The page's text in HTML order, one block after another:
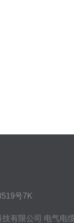
号7K
技有限公司 电气电